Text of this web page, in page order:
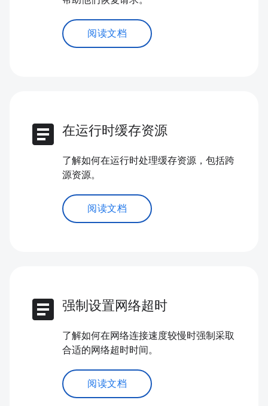
阅读文档
article 在运行时缓存资源
了解如何在运行时处理缓存资源，包括跨
源资源。
阅读文档
article 强制设置网络超时
了解如何在网络连接速度较慢时强制采取
合适的网络超时时间。
阅读文档